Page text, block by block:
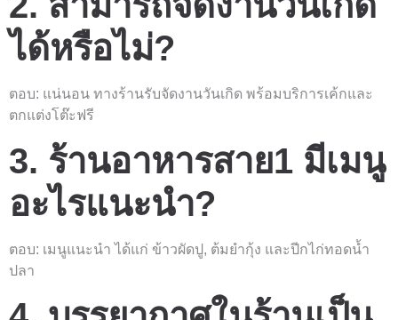
ได้หรือไม่?
ตอบ: แน่นอน ทางร้านรับจัดงานวันเกิด พร้อมบริการเค้กและ
ตกแต่งโต๊ะฟรี
3. ร้านอาหารสาย1 มีเมนู
อะไรแนะนำ?
ตอบ: เมนูแนะนำ ได้แก่ ข้าวผัดปู, ต้มยำกุ้ง และปีกไก่ทอดน้ำ
ปลา